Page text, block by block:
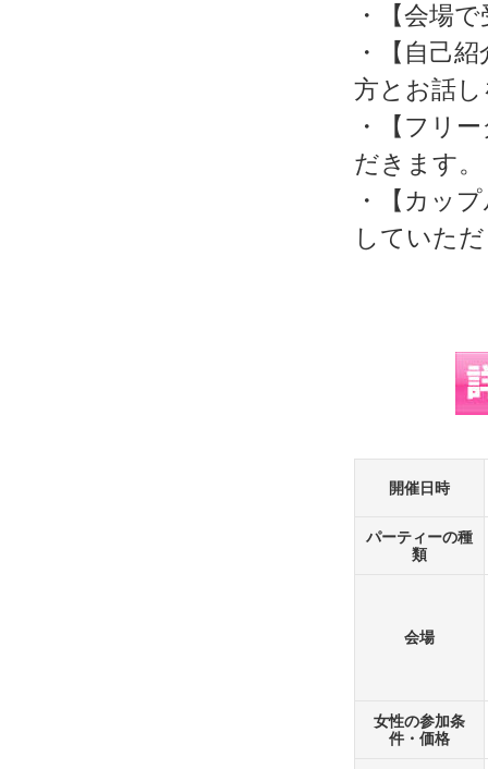
・【会場
・【自己
方とお話
・【フリ
だきます。
・【カッ
していた
開催日時
パーティーの種
類
会場
女性の参加条
件・価格